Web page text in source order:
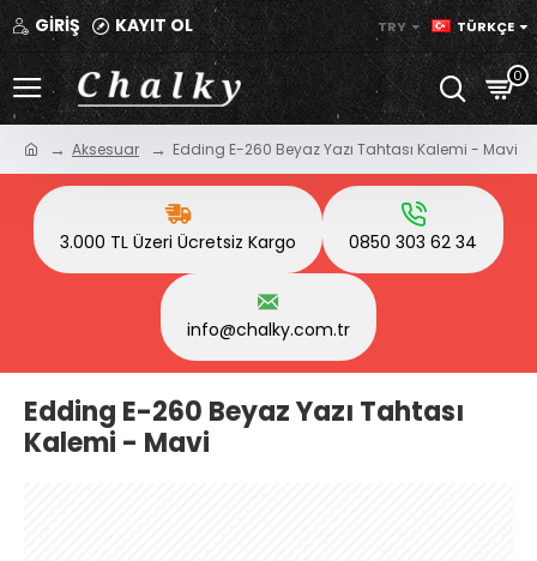
GİRİŞ KAYIT OL TRY TÜRKÇE
0
Aksesuar Edding E-260 Beyaz Yazı Tahtası Kalemi - Mavi
3.000 TL Üzeri Ücretsiz Kargo 0850 303 62 34
info@chalky.com.tr
Edding E-260 Beyaz Yazı Tahtası
Kalemi - Mavi